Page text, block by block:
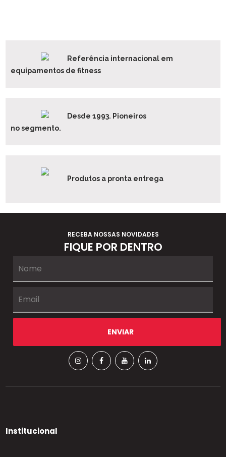
Referência internacional em
equipamentos de fitness
Desde 1993. Pioneiros
no segmento.
Produtos a pronta entrega
RECEBA NOSSAS NOVIDADES
FIQUE POR DENTRO
Institucional